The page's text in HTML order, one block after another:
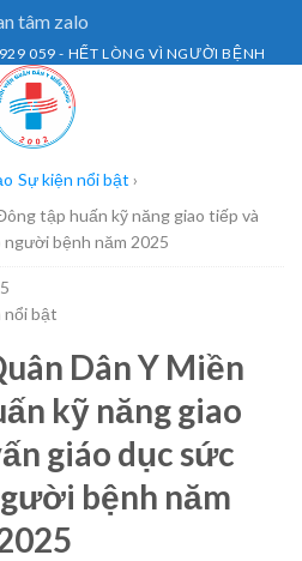
tâm zalo
059 - HẾT LÒNG VÌ NGƯỜI BỆNH
Sự kiện nổi bật ›
tập huấn kỹ năng giao tiếp và
bệnh năm 2025
nổi bật
Dân Y Miền
kỹ năng giao
giáo dục sức
bệnh năm